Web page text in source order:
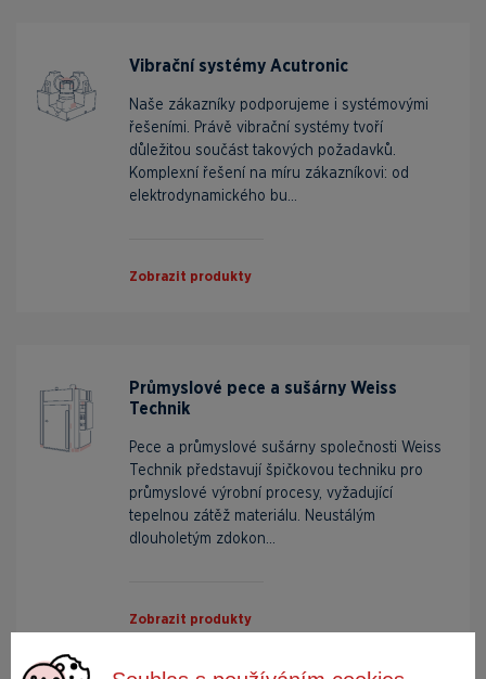
Vibrační systémy Acutronic
Naše zákazníky podporujeme i systémovými
řešeními. Právě vibrační systémy tvoří
důležitou součást takových požadavků.
Komplexní řešení na míru zákazníkovi: od
elektrodynamického bu...
Zobrazit produkty
Průmyslové pece a sušárny Weiss
Technik
Pece a průmyslové sušárny společnosti Weiss
Technik představují špičkovou techniku pro
průmyslové výrobní procesy, vyžadující
tepelnou zátěž materiálu. Neustálým
dlouholetým zdokon...
Zobrazit produkty